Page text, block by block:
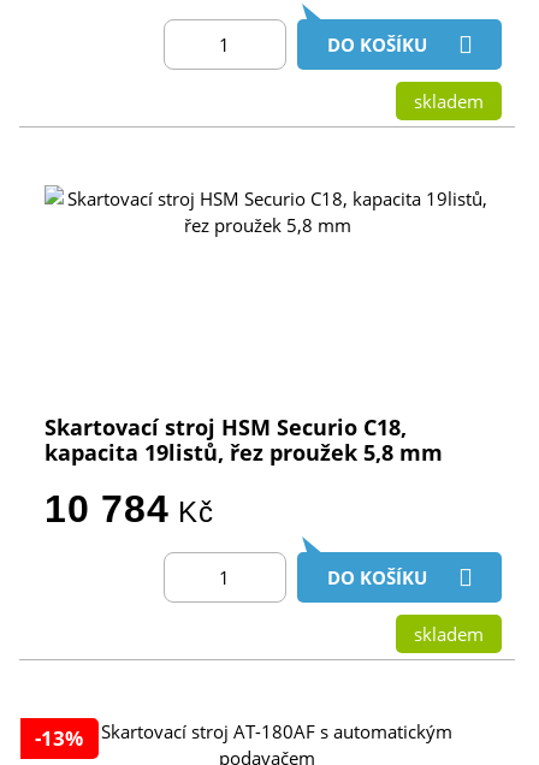
DO KOŠÍKU
skladem
Skartovací stroj HSM Securio C18,
kapacita 19listů, řez proužek 5,8 mm
10 784 Kč
DO KOŠÍKU
skladem
-13%